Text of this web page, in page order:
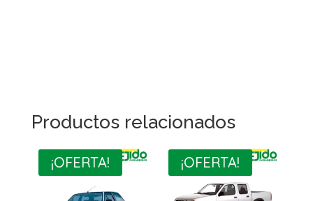
Productos relacionados
¡OFERTA! ¡OFERTA!